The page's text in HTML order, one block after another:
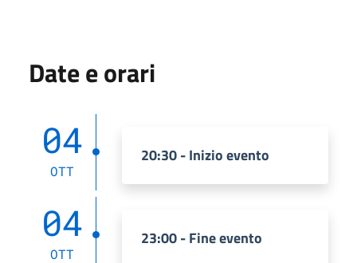
Date e orari
04
OTT
20:30 - Inizio evento
04
OTT
23:00 - Fine evento